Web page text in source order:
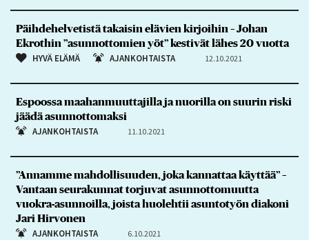
Päihdehelvetistä takaisin elävien kirjoihin – Johan
Ekrothin ”asunnottomien yöt” kestivät lähes 20 vuotta
HYVÄ ELÄMÄ AJANKOHTAISTA 12.10.2021
Espoossa maahanmuuttajilla ja nuorilla on suurin riski
jäädä asunnottomaksi
AJANKOHTAISTA 11.10.2021
”Annamme mahdollisuuden, joka kannattaa käyttää” –
Vantaan seurakunnat torjuvat asunnottomuutta
vuokra-asunnoilla, joista huolehtii asuntotyön diakoni
Jari Hirvonen
AJANKOHTAISTA 6.10.2021